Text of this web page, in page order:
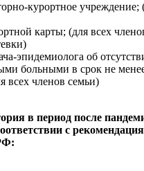
курортное учреждение;
карты; (для всех
эпидемиолога об
больными в срок не
всех членов семьи)
в период после
с